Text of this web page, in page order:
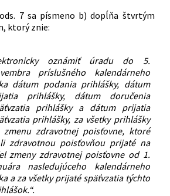
7 sa písmeno b) dopĺňa štvrtým
ktorý znie:
oznámiť úradu do 5.
príslušného kalendárneho
dátum podania prihlášky, dátum
prihlášky, dátum doručenia
prihlášky a dátum prijatia
prihlášky, za všetky prihlášky
zmenu zdravotnej poisťovne, ktoré
zdravotnou poisťovňou prijaté na
zmeny zdravotnej poisťovne od 1.
nasledujúceho kalendárneho
a za všetky prijaté späťvzatia týchto